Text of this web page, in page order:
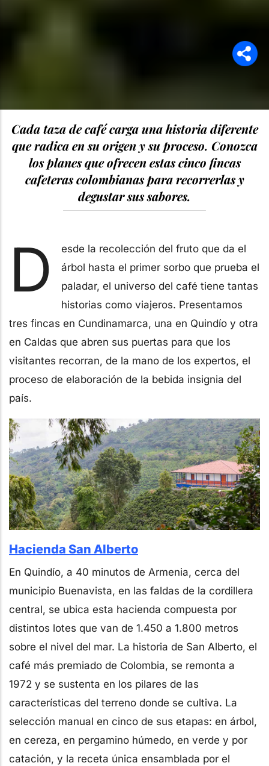
Cada taza de café carga una historia diferente
que radica en su origen y su proceso. Conozca
los planes que ofrecen estas cinco fincas
cafeteras colombianas para recorrerlas y
degustar sus sabores.
D
esde la recolección del fruto que da el
árbol hasta el primer sorbo que prueba el
paladar, el universo del café tiene tantas
historias como viajeros. Presentamos
tres fincas en Cundinamarca, una en Quindío y otra
en Caldas que abren sus puertas para que los
visitantes recorran, de la mano de los expertos, el
proceso de elaboración de la bebida insignia del
país.
Hacienda San Alberto
En Quindío, a 40 minutos de Armenia, cerca del
municipio Buenavista, en las faldas de la cordillera
central, se ubica esta hacienda compuesta por
distintos lotes que van de 1.450 a 1.800 metros
sobre el nivel del mar. La historia de San Alberto, el
café más premiado de Colombia, se remonta a
1972 y se sustenta en los pilares de las
características del terreno donde se cultiva. La
selección manual en cinco de sus etapas: en árbol,
en cereza, en pergamino húmedo, en verde y por
catación, y la receta única ensamblada por el